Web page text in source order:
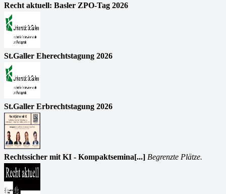
Recht aktuell: Basler ZPO-Tag 2026
St.Galler Eherechtstagung 2026
St.Galler Erbrechtstagung 2026
Rechtssicher mit KI - Kompaktsemina[...] Begrenzte Plätze.